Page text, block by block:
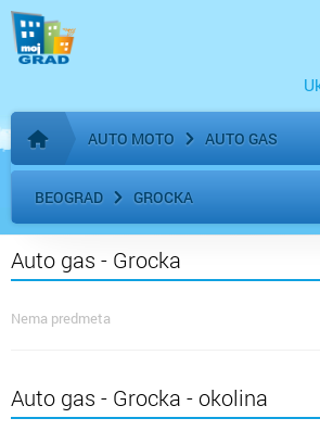
Početna stranica
AUTO MOTO AUTO GAS
BEOGRAD GROCKA
Auto gas - Grocka
Nema predmeta
Auto gas - Grocka - okolina